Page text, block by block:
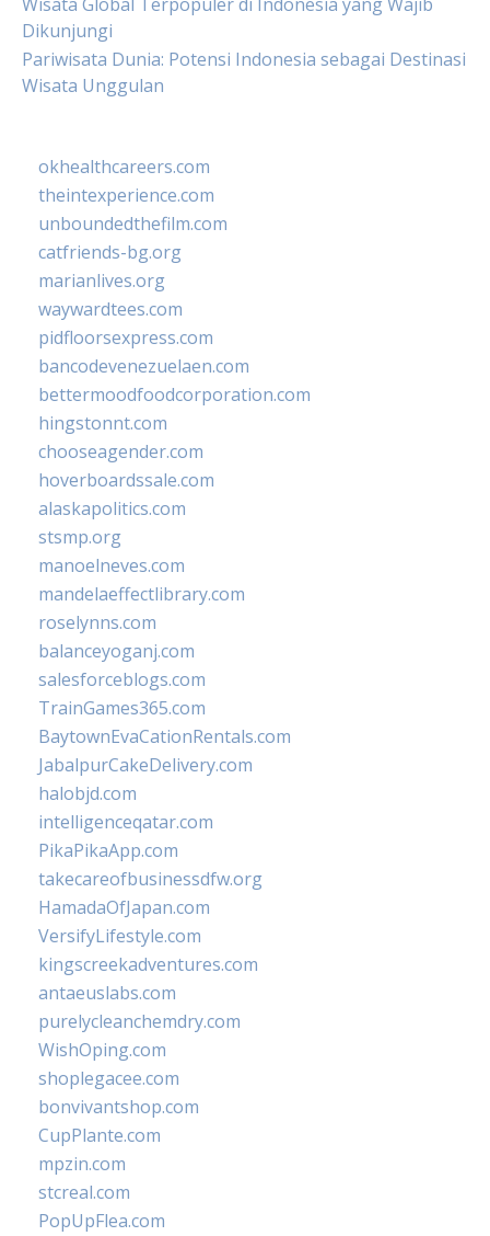
Dikunjungi
Pariwisata Dunia: Potensi Indonesia sebagai Destinasi
Wisata Unggulan
okhealthcareers.com
theintexperience.com
unboundedthefilm.com
catfriends-bg.org
marianlives.org
waywardtees.com
pidfloorsexpress.com
bancodevenezuelaen.com
bettermoodfoodcorporation.com
hingstonnt.com
chooseagender.com
hoverboardssale.com
alaskapolitics.com
stsmp.org
manoelneves.com
mandelaeffectlibrary.com
roselynns.com
balanceyoganj.com
salesforceblogs.com
TrainGames365.com
BaytownEvaCationRentals.com
JabalpurCakeDelivery.com
halobjd.com
intelligenceqatar.com
PikaPikaApp.com
takecareofbusinessdfw.org
HamadaOfJapan.com
VersifyLifestyle.com
kingscreekadventures.com
antaeuslabs.com
purelycleanchemdry.com
WishOping.com
shoplegacee.com
bonvivantshop.com
CupPlante.com
mpzin.com
stcreal.com
PopUpFlea.com